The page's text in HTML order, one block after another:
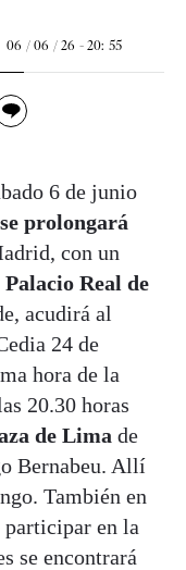
06 / 06 / 26 - 20: 55
6 de junio
prolongará
con un
Palacio Real de
acudirá al
24 de
hora de la
20.30 horas
de Lima de
Bernabeu. Allí
También en
participar en la
se encontrará